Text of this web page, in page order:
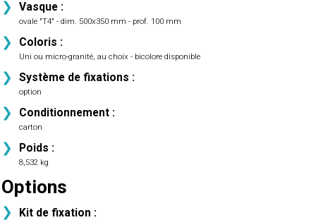
Vasque :
ovale "T4" - dim. 500x350 mm - prof. 100 mm
Coloris :
Uni ou micro-granité, au choix - bicolore disponible
Système de fixations :
option
Conditionnement :
carton
Poids :
8,532 kg
Options
Kit de fixation :